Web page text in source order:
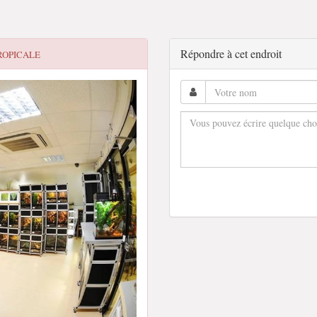
Répondre à cet endroit